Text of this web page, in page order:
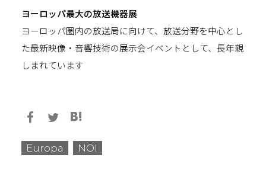
ヨーロッパ最大の放送機器展
ヨーロッパ圏内の放送局に向けて、放送分野を中心とし
た最新映像・音響技術の展示会イベントとして、長年親
しまれています
Europa NOI